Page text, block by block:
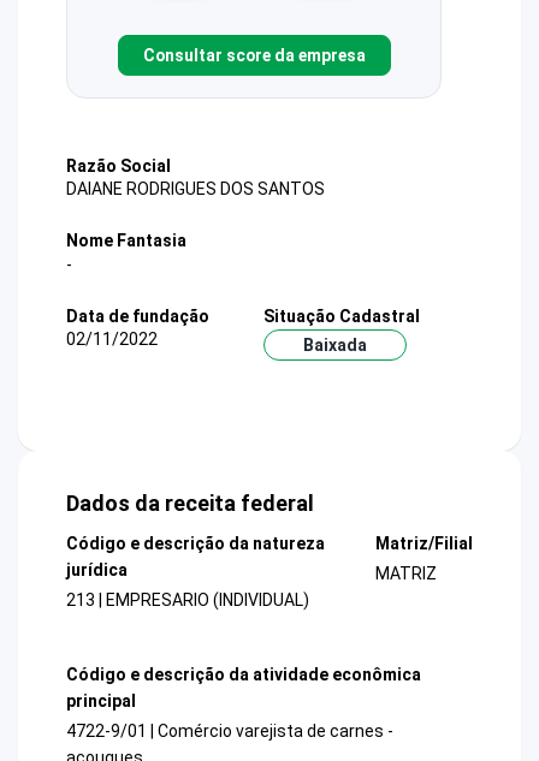
Consultar score da empresa
Razão Social
DAIANE RODRIGUES DOS SANTOS
Nome Fantasia
-
Data de fundação
02/11/2022
Situação Cadastral
Baixada
Dados da receita federal
Código e descrição da natureza
jurídica
213 | EMPRESARIO (INDIVIDUAL)
Matriz/Filial
MATRIZ
Código e descrição da atividade econômica
principal
4722-9/01 | Comércio varejista de carnes -
açougues